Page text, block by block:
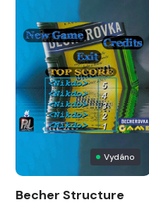
Vydáno
Becher Structure